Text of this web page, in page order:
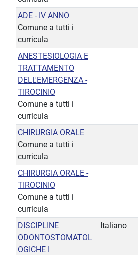
ADE - IV ANNO
Comune a tutti i
curricula
ANESTESIOLOGIA E
TRATTAMENTO
DELL'EMERGENZA -
TIROCINIO
Comune a tutti i
curricula
CHIRURGIA ORALE
Comune a tutti i
curricula
CHIRURGIA ORALE -
TIROCINIO
Comune a tutti i
curricula
DISCIPLINE
ODONTOSTOMATOL
OGICHE I
Italiano